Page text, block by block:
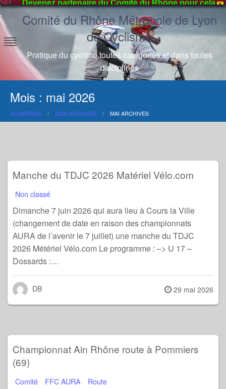
X
contactez- nous
Skip
to
content
Comité du Rhône Métropole de Lyon
de Cyclisme
Pratique du cyclime toutes catégories et dans toutes
disciplines
Mois : mai 2026
HOMEPAGE 2026 ARCHIVES MAI ARCHIVES
Manche du TDJC 2026 Matériel Vélo.com
Non classé
Dimanche 7 juin 2026 qui aura lieu à Cours la Ville
(changement de date en raison des championnats
AURA de l’avenir le 7 juillet) une manche du TDJC
2026 Métériel Vélo.com Le programme : –> U 17 –
Dossards :…
DB
Posted
29 mai 2026
Championnat Ain Rhône route à Pommiers
(69)
Comité FFC AURA Route